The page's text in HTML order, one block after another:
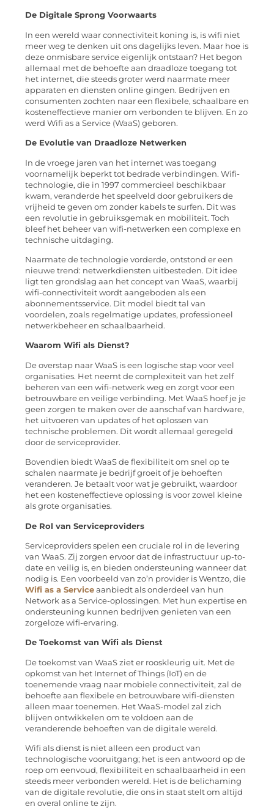
De Digitale Sprong Voorwaarts
In een wereld waar connectiviteit koning is, is wifi niet
meer weg te denken uit ons dagelijks leven. Maar hoe is
deze onmisbare service eigenlijk ontstaan? Het begon
allemaal met de behoefte aan draadloze toegang tot
het internet, die steeds groter werd naarmate meer
apparaten en diensten online gingen. Bedrijven en
consumenten zochten naar een flexibele, schaalbare en
kosteneffectieve manier om verbonden te blijven. En zo
werd Wifi as a Service (WaaS) geboren.
De Evolutie van Draadloze Netwerken
In de vroege jaren van het internet was toegang
voornamelijk beperkt tot bedrade verbindingen. Wifi-
technologie, die in 1997 commercieel beschikbaar
kwam, veranderde het speelveld door gebruikers de
vrijheid te geven om zonder kabels te surfen. Dit was
een revolutie in gebruiksgemak en mobiliteit. Toch
bleef het beheer van wifi-netwerken een complexe en
technische uitdaging.
Naarmate de technologie vorderde, ontstond er een
nieuwe trend: netwerkdiensten uitbesteden. Dit idee
ligt ten grondslag aan het concept van WaaS, waarbij
wifi-connectiviteit wordt aangeboden als een
abonnementsservice. Dit model biedt tal van
voordelen, zoals regelmatige updates, professioneel
netwerkbeheer en schaalbaarheid.
Waarom Wifi als Dienst?
De overstap naar WaaS is een logische stap voor veel
organisaties. Het neemt de complexiteit van het zelf
beheren van een wifi-netwerk weg en zorgt voor een
betrouwbare en veilige verbinding. Met WaaS hoef je je
geen zorgen te maken over de aanschaf van hardware,
het uitvoeren van updates of het oplossen van
technische problemen. Dit wordt allemaal geregeld
door de serviceprovider.
Bovendien biedt WaaS de flexibiliteit om snel op te
schalen naarmate je bedrijf groeit of je behoeften
veranderen. Je betaalt voor wat je gebruikt, waardoor
het een kosteneffectieve oplossing is voor zowel kleine
als grote organisaties.
De Rol van Serviceproviders
Serviceproviders spelen een cruciale rol in de levering
van WaaS. Zij zorgen ervoor dat de infrastructuur up-to-
date en veilig is, en bieden ondersteuning wanneer dat
nodig is. Een voorbeeld van zo’n provider is Wentzo, die
Wifi as a Service aanbiedt als onderdeel van hun
Network as a Service-oplossingen. Met hun expertise en
ondersteuning kunnen bedrijven genieten van een
zorgeloze wifi-ervaring.
De Toekomst van Wifi als Dienst
De toekomst van WaaS ziet er rooskleurig uit. Met de
opkomst van het Internet of Things (IoT) en de
toenemende vraag naar mobiele connectiviteit, zal de
behoefte aan flexibele en betrouwbare wifi-diensten
alleen maar toenemen. Het WaaS-model zal zich
blijven ontwikkelen om te voldoen aan de
veranderende behoeften van de digitale wereld.
Wifi als dienst is niet alleen een product van
technologische vooruitgang; het is een antwoord op de
roep om eenvoud, flexibiliteit en schaalbaarheid in een
steeds meer verbonden wereld. Het is de belichaming
van de digitale revolutie, die ons in staat stelt om altijd
en overal online te zijn.